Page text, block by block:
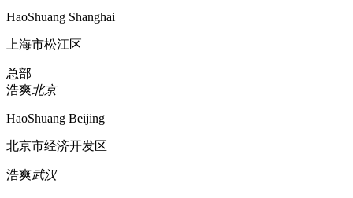
HaoShuang Shanghai
上海市松江区
总部
浩爽北京
HaoShuang Beijing
北京市经济开发区
浩爽武汉